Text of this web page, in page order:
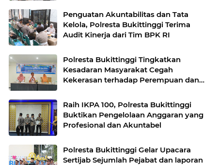
Penguatan Akuntabilitas dan Tata
Kelola, Polresta Bukittinggi Terima
Audit Kinerja dari Tim BPK RI
Polresta Bukittinggi Tingkatkan
Kesadaran Masyarakat Cegah
Kekerasan terhadap Perempuan dan
Raih IKPA 100, Polresta Bukittinggi
Buktikan Pengelolaan Anggaran yang
Profesional dan Akuntabel
Polresta Bukittinggi Gelar Upacara
Sertijab Sejumlah Pejabat dan laporan